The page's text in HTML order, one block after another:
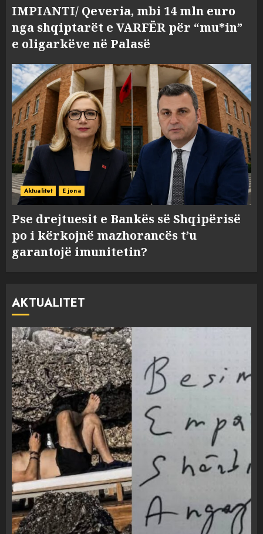
IMPIANTI/ Qeveria, mbi 14 mln euro
nga shqiptarët e VARFËR për “mu*in”
e oligarkëve në Palasë
Aktualitet E jona
Pse drejtuesit e Bankës së Shqipërisë
po i kërkojnë mazhorancës t’u
garantojë imunitetin?
AKTUALITET